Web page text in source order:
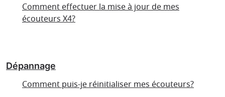
Comment effectuer la mise à jour de mes
écouteurs X4?
Dépannage
Comment puis-je réinitialiser mes écouteurs?